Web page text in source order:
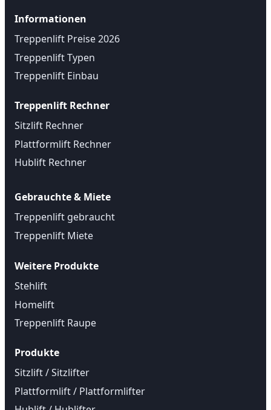
Informationen
Treppenlift Preise 2026
Treppenlift Typen
Treppenlift Einbau
Treppenlift Rechner
Sitzlift Rechner
Plattformlift Rechner
Hublift Rechner
Gebrauchte & Miete
Treppenlift gebraucht
Treppenlift Miete
Weitere Produkte
Stehlift
Homelift
Treppenlift Raupe
Produkte
Sitzlift / Sitzlifter
Plattformlift / Plattformlifter